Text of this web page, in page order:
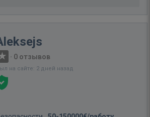
· 0 отзывов
на сайте: 2 дней назад